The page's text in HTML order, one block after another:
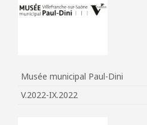
Musée municipal Paul-Dini
V.2022-IX.2022